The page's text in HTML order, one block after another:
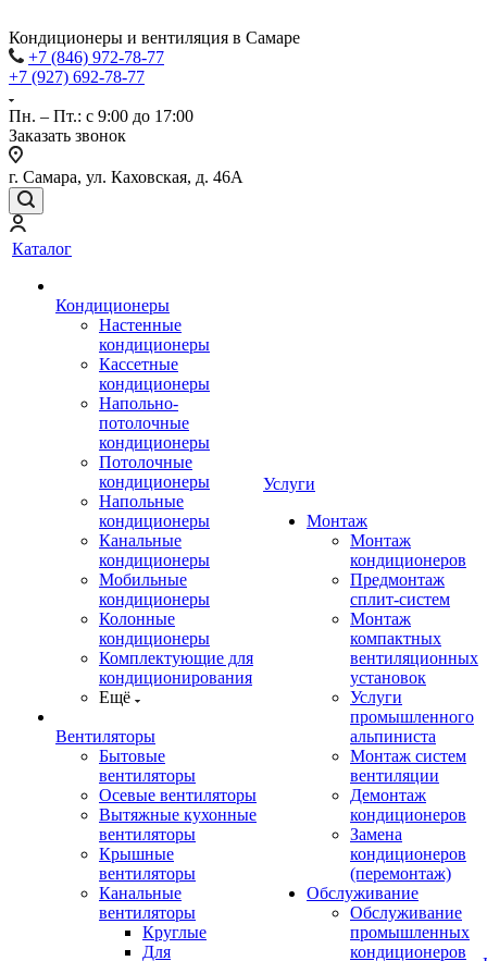
Кондиционеры и вентиляция в Самаре
+7 (846) 972-78-77
+7 (927) 692-78-77
Пн. – Пт.: с 9:00 до 17:00
Заказать звонок
г. Самара, ул. Каховская, д. 46А
Каталог
Кондиционеры
Настенные
кондиционеры
Кассетные
кондиционеры
Напольно-
потолочные
кондиционеры
Потолочные
кондиционеры
Напольные
кондиционеры
Канальные
кондиционеры
Мобильные
кондиционеры
Колонные
кондиционеры
Комплектующие для
кондиционирования
Ещё
Вентиляторы
Бытовые
вентиляторы
Осевые вентиляторы
Вытяжные кухонные
вентиляторы
Крышные
вентиляторы
Канальные
вентиляторы
Круглые
Для
Услуги
Монтаж
Монтаж
кондиционеров
Предмонтаж
сплит-систем
Монтаж
компактных
вентиляционных
установок
Услуги
промышленного
альпиниста
Монтаж систем
вентиляции
Демонтаж
кондиционеров
Замена
кондиционеров
(перемонтаж)
Обслуживание
Обслуживание
промышленных
кондиционеров